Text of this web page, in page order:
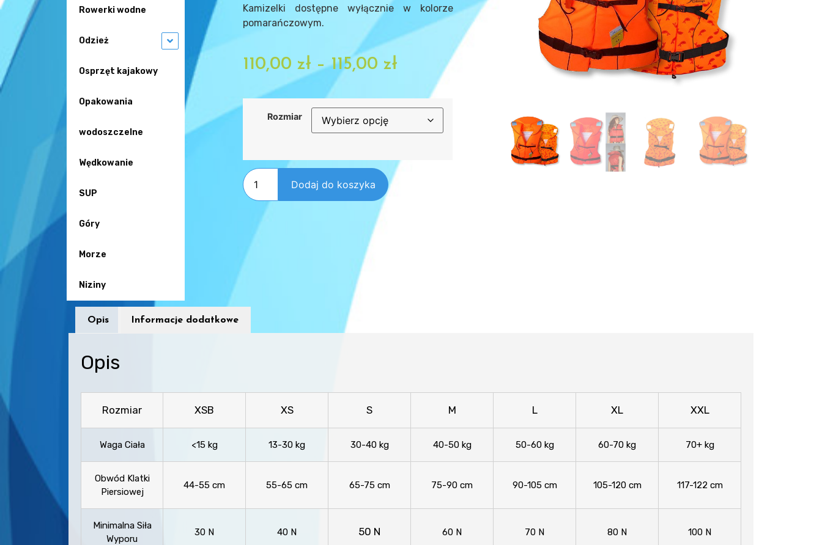
Rowerki wodne
Odzież
Osprzęt kajakowy
Opakowania
wodoszczelne
Wędkowanie
SUP
Góry
Morze
Niziny
Kamizelki dostępne wyłącznie w kolorze
pomarańczowym.
110,00zł – 115,00zł
Rozmiar
Dodaj do koszyka
Opis Informacje dodatkowe
Opis
Rozmiar XSB XS S M L XL XXL
Waga Ciała <15 kg 13-30 kg 30-40 kg 40-50 kg 50-60 kg 60-70 kg 70+ kg
Obwód Klatki
Piersiowej
44-55 cm 55-65 cm 65-75 cm 75-90 cm 90-105 cm 105-120 cm 117-122 cm
Minimalna Siła
Wyporu
30 N 40 N 50 N 60 N 70 N 80 N 100 N